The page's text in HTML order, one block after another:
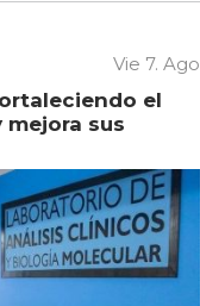
Vie 7. Ago
el
sus